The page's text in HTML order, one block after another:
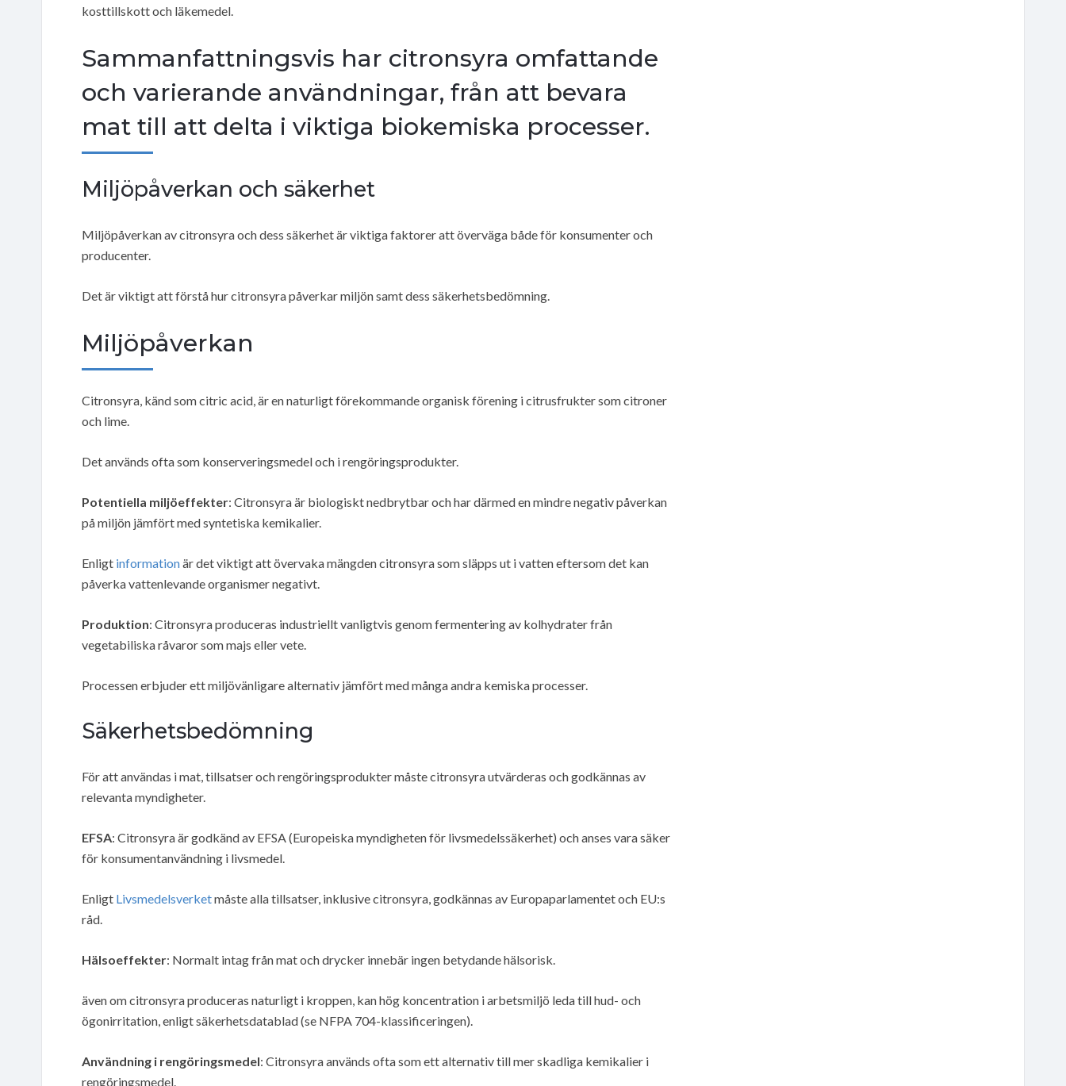
kosttillskott och läkemedel.
Sammanfattningsvis har citronsyra omfattande
och varierande användningar, från att bevara
mat till att delta i viktiga biokemiska processer.
Miljöpåverkan och säkerhet
Miljöpåverkan av citronsyra och dess säkerhet är viktiga faktorer att överväga både för konsumenter och
producenter.
Det är viktigt att förstå hur citronsyra påverkar miljön samt dess säkerhetsbedömning.
Miljöpåverkan
Citronsyra, känd som citric acid, är en naturligt förekommande organisk förening i citrusfrukter som citroner
och lime.
Det används ofta som konserveringsmedel och i rengöringsprodukter.
Potentiella miljöeffekter: Citronsyra är biologiskt nedbrytbar och har därmed en mindre negativ påverkan
på miljön jämfört med syntetiska kemikalier.
Enligt informationär det viktigt att övervaka mängden citronsyra som släpps ut i vatten eftersom det kan
påverka vattenlevande organismer negativt.
Produktion: Citronsyra produceras industriellt vanligtvis genom fermentering av kolhydrater från
vegetabiliska råvaror som majs eller vete.
Processen erbjuder ett miljövänligare alternativ jämfört med många andra kemiska processer.
Säkerhetsbedömning
För att användas i mat, tillsatser och rengöringsprodukter måste citronsyra utvärderas och godkännas av
relevanta myndigheter.
EFSA: Citronsyra är godkänd av EFSA (Europeiska myndigheten för livsmedelssäkerhet) och anses vara säker
för konsumentanvändning i livsmedel.
Enligt Livsmedelsverketmåste alla tillsatser, inklusive citronsyra, godkännas av Europaparlamentet och EU:s
råd.
Hälsoeffekter: Normalt intag från mat och drycker innebär ingen betydande hälsorisk.
även om citronsyra produceras naturligt i kroppen, kan hög koncentration i arbetsmiljö leda till hud- och
ögonirritation, enligt säkerhetsdatablad (se NFPA 704-klassificeringen).
Användning i rengöringsmedel: Citronsyra används ofta som ett alternativ till mer skadliga kemikalier i
rengöringsmedel.